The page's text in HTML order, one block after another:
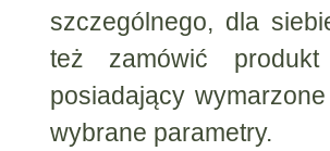
szczególnego, dla
też zamówić
posiadający
wybrane parametry.